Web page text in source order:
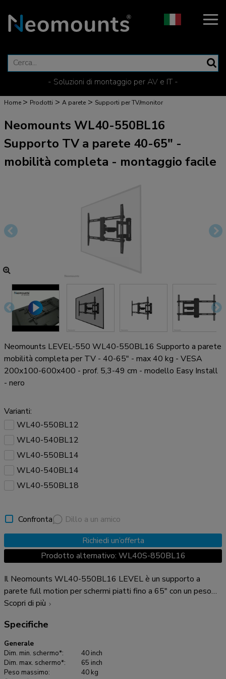
- Soluzioni di montaggio per AV e IT -
Home > Prodotti > A parete > Supporti per TV/monitor
Neomounts WL40-550BL16
Supporto TV a parete 40-65" -
mobilità completa - montaggio facile
Neomounts LEVEL-550 WL40-550BL16 Supporto a parete
mobilità completa per TV - 40-65" - max 40 kg - VESA
200x100-600x400 - prof. 5,3-49 cm - modello Easy Install
- nero
Varianti:
WL40-550BL12
WL40-540BL12
WL40-550BL14
WL40-540BL14
WL40-550BL18
Confronta
Dillo a un amico
Richiedi un’offerta
Prodotto alternativo: WL40S-850BL16
Il Neomounts WL40-550BL16 LEVEL è un supporto a
parete full motion per schermi piatti fino a 65" con un peso
massimo consigliato di 40 kg. La versatile tecnologia di
l'angolo di visione ottimale. il supporto può essere livellato
per una perfetta installazione. Il LEVEL-550 supporto a
parete ha una profondità di 5,3-49 cm ed è adatto per
schermi con fori VESA da 200x100 a 600x400 mm. Il
WL40-550BL16 è dotato di un sistema Easy-release, che
Scopri di più
Specifiche
Generale
Dim. min. schermo*:
40 inch
Dim. max. schermo*:
65 inch
Peso massimo:
40 kg